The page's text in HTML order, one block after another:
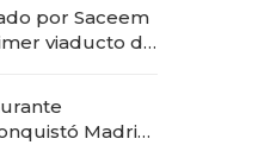
por Saceem
viaducto de
Madrid: